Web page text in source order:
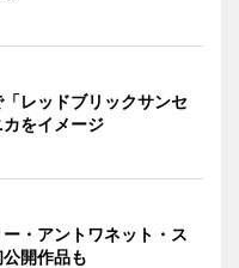
レッドブリックサンセ
をイメージ
・アントワネット・ス
開作品も